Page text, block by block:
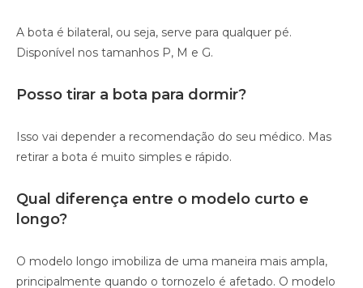
A bota é bilateral, ou seja, serve para qualquer pé.
Disponível nos tamanhos P, M e G.
Posso tirar a bota para dormir?
Isso vai depender a recomendação do seu médico. Mas
retirar a bota é muito simples e rápido.
Qual diferença entre o modelo curto e
longo?
O modelo longo imobiliza de uma maneira mais ampla,
principalmente quando o tornozelo é afetado. O modelo